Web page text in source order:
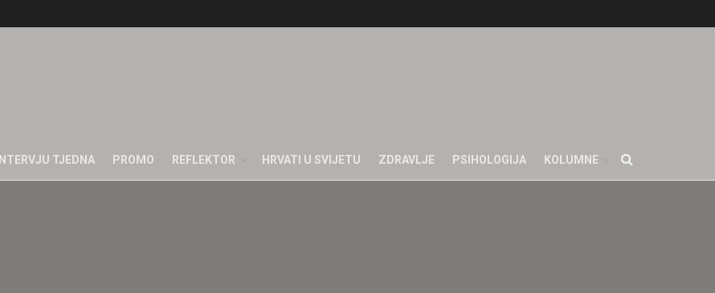
INTERVJU TJEDNA PROMO REFLEKTOR HRVATI U SVIJETU ZDRAVLJE PSIHOLOGIJA KOLUMNE